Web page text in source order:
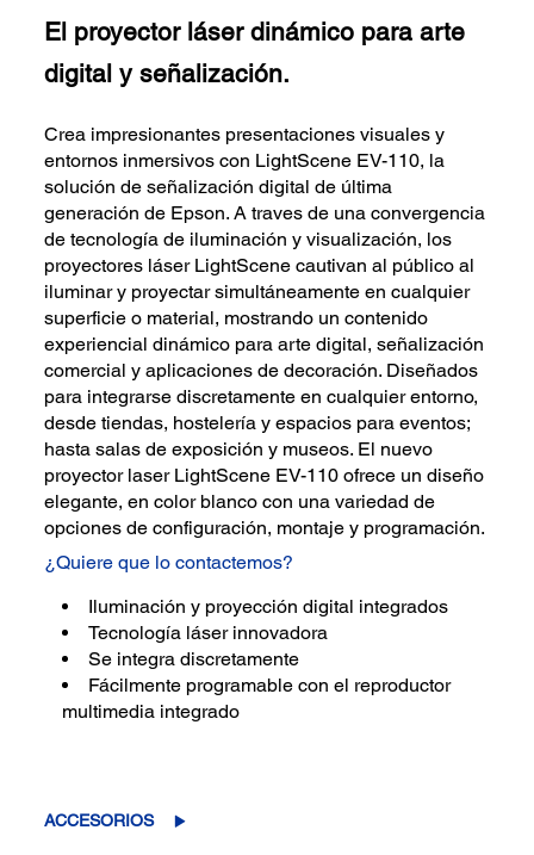
El proyector láser dinámico para arte
digital y señalización.
Crea impresionantes presentaciones visuales y
entornos inmersivos con LightScene EV-110, la
solución de señalización digital de última
generación de Epson. A traves de una convergencia
de tecnología de iluminación y visualización, los
proyectores láser LightScene cautivan al público al
iluminar y proyectar simultáneamente en cualquier
superficie o material, mostrando un contenido
experiencial dinámico para arte digital, señalización
comercial y aplicaciones de decoración. Diseñados
para integrarse discretamente en cualquier entorno,
desde tiendas, hostelería y espacios para eventos;
hasta salas de exposición y museos. El nuevo
proyector laser LightScene EV-110 ofrece un diseño
elegante, en color blanco con una variedad de
opciones de configuración, montaje y programación.
¿Quiere que lo contactemos?
Iluminación y proyección digital integrados
Tecnología láser innovadora
Se integra discretamente
Fácilmente programable con el reproductor
multimedia integrado
ACCESORIOS